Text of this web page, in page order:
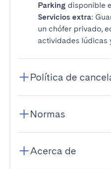
Parking disponible
Servicios extra:
un chófer privado,
actividades lúdicas
Política de
Normas
Acerca de